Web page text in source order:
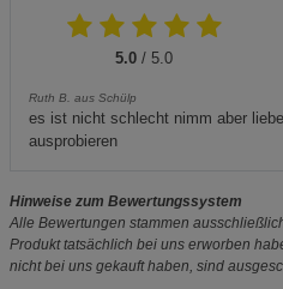
5.0 / 5.0
Ruth B. aus Schülp
es ist nicht schlecht nimm aber
ausprobieren
Hinweise zum Bewertungssystem
Alle Bewertungen stammen
Produkt tatsächlich bei uns erworben
nicht bei uns gekauft haben, sind